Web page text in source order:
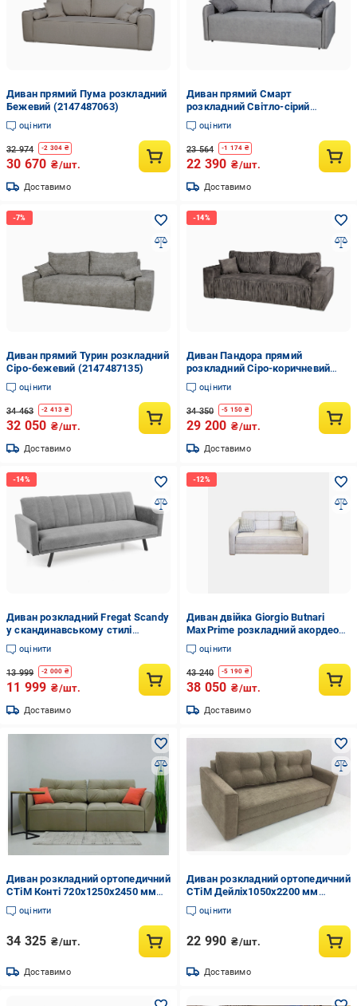
Диван прямий Пума розкладний
Бежевий (2147487063)
оцінити
32 974 -2 304 ₴
30 670 ₴/шт.
Доставимо
Диван прямий Смарт
розкладний Світло-сірий
(2147487130)
оцінити
23 564 -1 174 ₴
22 390 ₴/шт.
Доставимо
Диван прямий Турин розкладний
Сіро-бежевий (2147487135)
оцінити
34 463 -2 413 ₴
32 050 ₴/шт.
Доставимо
Диван Пандора прямий
розкладний Сіро-коричневий
(2147487060)
оцінити
34 350 -5 150 ₴
29 200 ₴/шт.
Доставимо
Диван розкладний Fregat Scandy
у скандинавському стилі
(KJS5792)
оцінити
13 999 -2 000 ₴
11 999 ₴/шт.
Доставимо
Диван двійка Giorgio Butnari
MaxPrime розкладний акордеон
140х190 Бежевий
оцінити
43 240 -5 190 ₴
38 050 ₴/шт.
Доставимо
Диван розкладний ортопедичний
СТіМ Конті 720x1250x2450 мм
Оливковий (45577)
оцінити
34 325 ₴/шт.
Доставимо
Диван розкладний ортопедичний
СТіМ Дейліx1050x2200 мм
Коричневий (45566)
оцінити
22 990 ₴/шт.
Доставимо